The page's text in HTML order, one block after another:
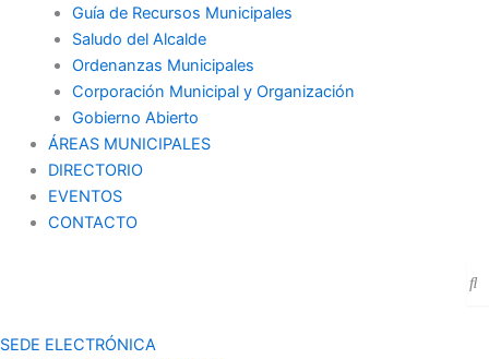
Guía de Recursos Municipales
Saludo del Alcalde
Ordenanzas Municipales
Corporación Municipal y Organización
Gobierno Abierto
ÁREAS MUNICIPALES
DIRECTORIO
EVENTOS
CONTACTO
SEDE ELECTRÓNICA